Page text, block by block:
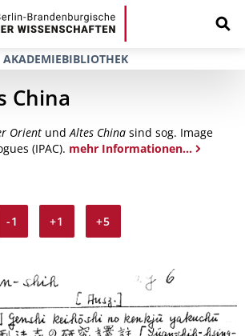
AKADEMIEBIBLIOTHEK
China
Orient undAltes China sind sog. Image
(IPAC). mehr Informationen...
-1 +1 +5